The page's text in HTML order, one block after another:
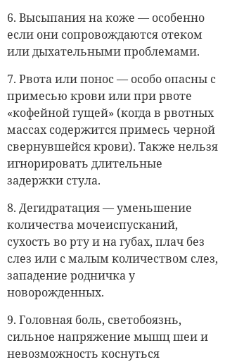
6. Высыпания на коже — особенно
если они сопровождаются отеком
или дыхательными проблемами.
7. Рвота или понос — особо опасны с
примесью крови или при рвоте
«кофейной гущей» (когда в рвотных
массах содержится примесь черной
свернувшейся крови). Также нельзя
игнорировать длительные
задержки стула.
8. Дегидратация — уменьшение
количества мочеиспусканий,
сухость во рту и на губах, плач без
слез или с малым количеством слез,
западение родничка у
новорожденных.
9. Головная боль, светобоязнь,
сильное напряжение мышц шеи и
невозможность коснуться